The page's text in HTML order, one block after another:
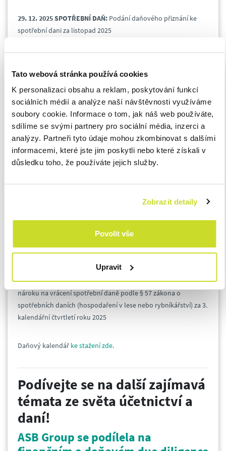
Tato webová stránka používá cookies
K personalizaci obsahu a reklam, poskytování funkcí
sociálních médií a analýze naší návštěvnosti využíváme
soubory cookie. Informace o tom, jak náš web používáte,
sdílíme se svými partnery pro sociální média, inzerci a
analýzy. Partneři tyto údaje mohou zkombinovat s dalšími
informacemi, které jste jim poskytli nebo které získali v
důsledku toho, že používáte jejich služby.
Zobrazit detaily
Povolit vše
Upravit
29. 12.2025 SPOTŘEBNÍ DAŇ: Podání daňového přiznání ke
spotřební dani za listopad 2025
podání daňového přiznání k OSS – dovozní režim za listopad
31.12. 2025 SRÁŽKOVÁ DAŇ: Odvod daně vybírané srážkou
podle zvláštní sazby daně za listopad 2025
31.12.2025 SPOTŘEBNÍ DAŇ: Daňové přiznání k uplatnění
nároku na vrácení spotřební daně podle § 56 zákona o
nároku na vrácení spotřební daně podle § 56a zákona o
roku 2025
31.12.2025 SPOTŘEBNÍ DAŇ:Daňové přiznání k uplatnění
nároku na vrácení spotřební daně podle § 57 zákona o
spotřebních daních (hospodaření v lese nebo rybníkářství) za 3.
kalendářní čtvrtletí roku 2025
Daňový kalendář ke stažení zde.
Podívejte se na další zajímavá
témata ze světa účetnictví a
daní!
ASB Group se podílela na